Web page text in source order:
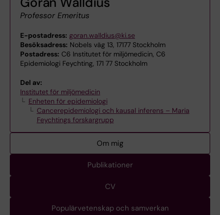
Professor Emeritus
E-postadress: goran.walldius@ki.se
Besöksadress: Nobels väg 13, 17177 Stockholm
Postadress: C6 Institutet för miljömedicin, C6
Epidemiologi Feychting, 171 77 Stockholm
Del av:
Institutet för miljömedicin
Enheten för epidemiologi
Cancerepidemiologi och kausal inferens – Maria
Feychtings forskargrupp
Om mig
Publikationer
CV
Populärvetenskap och samverkan